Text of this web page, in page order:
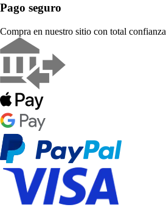
Pago seguro
Compra en nuestro sitio con total confianza